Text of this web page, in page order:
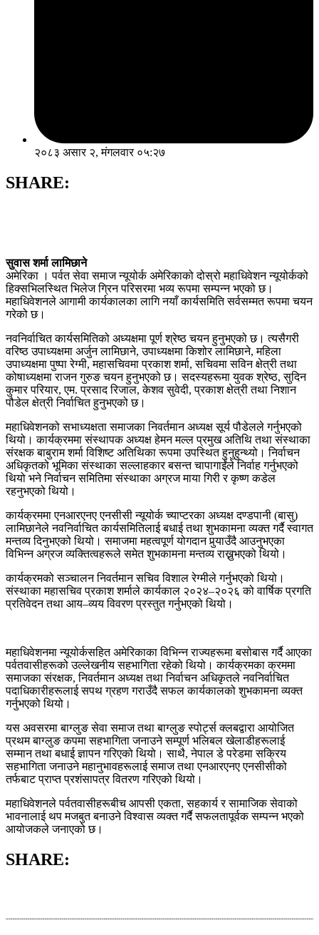
२०८३ असार २, मंगलवार ०५:२७
SHARE:
सुवास शर्मा लामिछाने
अमेरिका । पर्वत सेवा समाज न्यूयोर्क अमेरिकाको दोस्रो महाधिवेशन न्यूयोर्कको
हिक्सभिलस्थित भिलेज ग्रिन परिसरमा भव्य रूपमा सम्पन्न भएको छ।
महाधिवेशनले आगामी कार्यकालका लागि नयाँ कार्यसमिति सर्वसम्मत रूपमा चयन
गरेको छ।
नवनिर्वाचित कार्यसमितिको अध्यक्षमा पूर्ण श्रेष्ठ चयन हुनुभएको छ। त्यसैगरी
वरिष्ठ उपाध्यक्षमा अर्जुन लामिछाने, उपाध्यक्षमा किशोर लामिछाने, महिला
उपाध्यक्षमा पुष्पा रेग्मी, महासचिवमा प्रकाश शर्मा, सचिवमा सविन क्षेत्री तथा
कोषाध्यक्षमा राजन गुरुङ चयन हुनुभएको छ। सदस्यहरूमा युवक श्रेष्ठ, सुदिन
कुमार परियार, एम. प्रसाद रिजाल, केशव सुवेदी, प्रकाश क्षेत्री तथा निशान
पौडेल क्षेत्री निर्वाचित हुनुभएको छ।
महाधिवेशनको सभाध्यक्षता समाजका निवर्तमान अध्यक्ष सूर्य पौडेलले गर्नुभएको
थियो। कार्यक्रममा संस्थापक अध्यक्ष हेमन मल्ल प्रमुख अतिथि तथा संस्थाका
संरक्षक बाबुराम शर्मा विशिष्ट अतिथिका रूपमा उपस्थित हुनुहुन्थ्यो। निर्वाचन
अधिकृतको भूमिका संस्थाका सल्लाहकार बसन्त चापागाईंले निर्वाह गर्नुभएको
थियो भने निर्वाचन समितिमा संस्थाका अग्रज माया गिरी र कृष्ण कडेल
रहनुभएको थियो।
कार्यक्रममा एनआरएनए एनसीसी न्यूयोर्क च्याप्टरका अध्यक्ष दण्डपानी (बासु)
लामिछानेले नवनिर्वाचित कार्यसमितिलाई बधाई तथा शुभकामना व्यक्त गर्दै स्वागत
मन्तव्य दिनुभएको थियो। समाजमा महत्वपूर्ण योगदान पुर्‍याउँदै आउनुभएका
विभिन्न अग्रज व्यक्तित्वहरूले समेत शुभकामना मन्तव्य राख्नुभएको थियो।
कार्यक्रमको सञ्चालन निवर्तमान सचिव विशाल रेग्मीले गर्नुभएको थियो।
संस्थाका महासचिव प्रकाश शर्माले कार्यकाल २०२४–२०२६ को वार्षिक प्रगति
प्रतिवेदन तथा आय–व्यय विवरण प्रस्तुत गर्नुभएको थियो।
महाधिवेशनमा न्यूयोर्कसहित अमेरिकाका विभिन्न राज्यहरूमा बसोबास गर्दै आएका
पर्वतवासीहरूको उल्लेखनीय सहभागिता रहेको थियो। कार्यक्रमका क्रममा
समाजका संरक्षक, निवर्तमान अध्यक्ष तथा निर्वाचन अधिकृतले नवनिर्वाचित
पदाधिकारीहरूलाई सपथ ग्रहण गराउँदै सफल कार्यकालको शुभकामना व्यक्त
गर्नुभएको थियो।
यस अवसरमा बाग्लुङ सेवा समाज तथा बाग्लुङ स्पोर्ट्स क्लबद्वारा आयोजित
प्रथम बाग्लुङ कपमा सहभागिता जनाउने सम्पूर्ण भलिबल खेलाडीहरूलाई
सम्मान तथा बधाई ज्ञापन गरिएको थियो। साथै, नेपाल डे परेडमा सक्रिय
सहभागिता जनाउने महानुभावहरूलाई समाज तथा एनआरएनए एनसीसीको
तर्फबाट प्राप्त प्रशंसापत्र वितरण गरिएको थियो।
महाधिवेशनले पर्वतवासीहरूबीच आपसी एकता, सहकार्य र सामाजिक सेवाको
भावनालाई थप मजबुत बनाउने विश्वास व्यक्त गर्दै सफलतापूर्वक सम्पन्न भएको
आयोजकले जनाएको छ।
SHARE: